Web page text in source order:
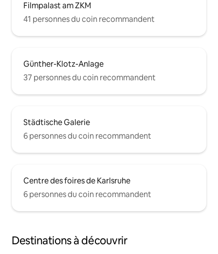
Filmpalast am ZKM
41 personnes du coin recommandent
Günther-Klotz-Anlage
37 personnes du coin recommandent
Städtische Galerie
6 personnes du coin recommandent
Centre des foires de Karlsruhe
6 personnes du coin recommandent
Destinations à découvrir